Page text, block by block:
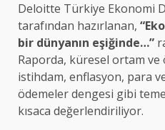
Deloitte Türkiye Ekonomi
tarafından hazırlanan,
bir dünyanın eşiğinde…”
Raporda, küresel ortam
istihdam, enflasyon, para
ödemeler dengesi gibi
kısaca değerlendiriliyor.